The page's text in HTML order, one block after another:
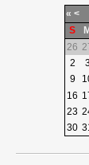
« <
S
M
26
2
9
16
23
30